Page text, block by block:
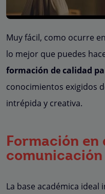
Muy fácil, como ocurre
lo mejor que puedes
formación de calidad
conocimientos exigidos
intrépida y creativa.
Formación en
La base académica ideal